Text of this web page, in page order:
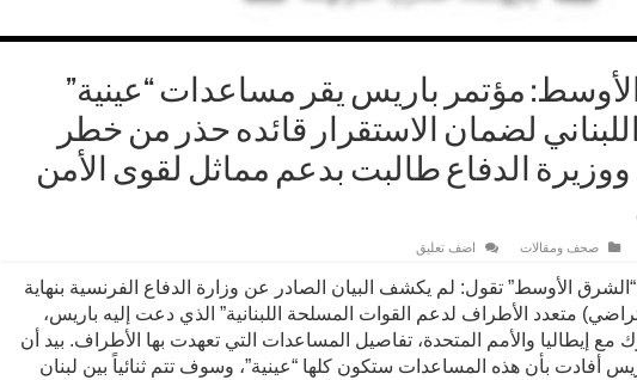
مؤتمر باريس يقر مساعدات “عينية”
لضمان الاستقرار قائده حذر من خطر
ووزيرة الدفاع طالبت بدعم مماثل لقوى الأمن
صحف ومقالات اضف تعليق
الأوسط” تقول: لم يكشف البيان الصادر عن وزارة الدفاع الفرنسية بنهاية
متعدد الأطراف لدعم القوات المسلحة اللبنانية” الذي دعت إليه باريس،
مع إيطاليا والأمم المتحدة، تفاصيل المساعدات التي تعهدت بها الأطراف. بيد أن
أفادت بأن هذه المساعدات ستكون كلها “عينية”، وسوف تتم ثنائياً بين لبنان